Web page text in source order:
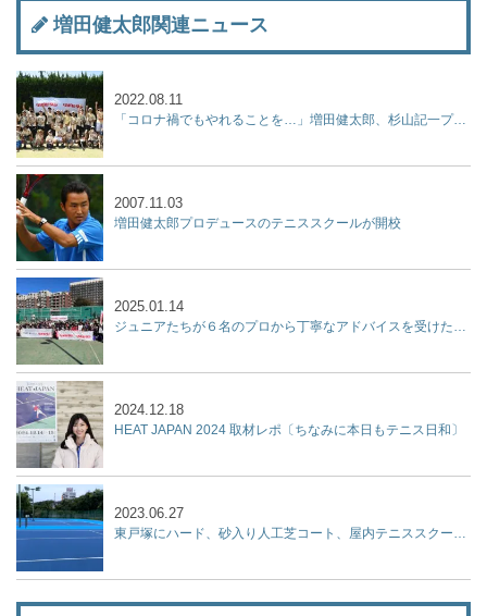
増田健太郎関連ニュース
「コロナ禍でもやれることを…」増田健太郎、杉山記一プロらが「ジュニア強化練習会」を開催！
2022.08.11
増田健太郎プロデュースのテニススクールが開校
2007.11.03
ジュニアたちが６名のプロから丁寧なアドバイスを受けた２時間『杉山記一強化練習会 2025 supported by リポビタン』開催
2025.01.14
HEAT JAPAN 2024 取材レポ〔ちなみに本日もテニス日和〕
2024.12.18
東戸塚にハード、砂入り人工芝コート、屋内テニススクール、フットサルコートを集結させた『KPI PARK』が７月9日オープン！
2023.06.27